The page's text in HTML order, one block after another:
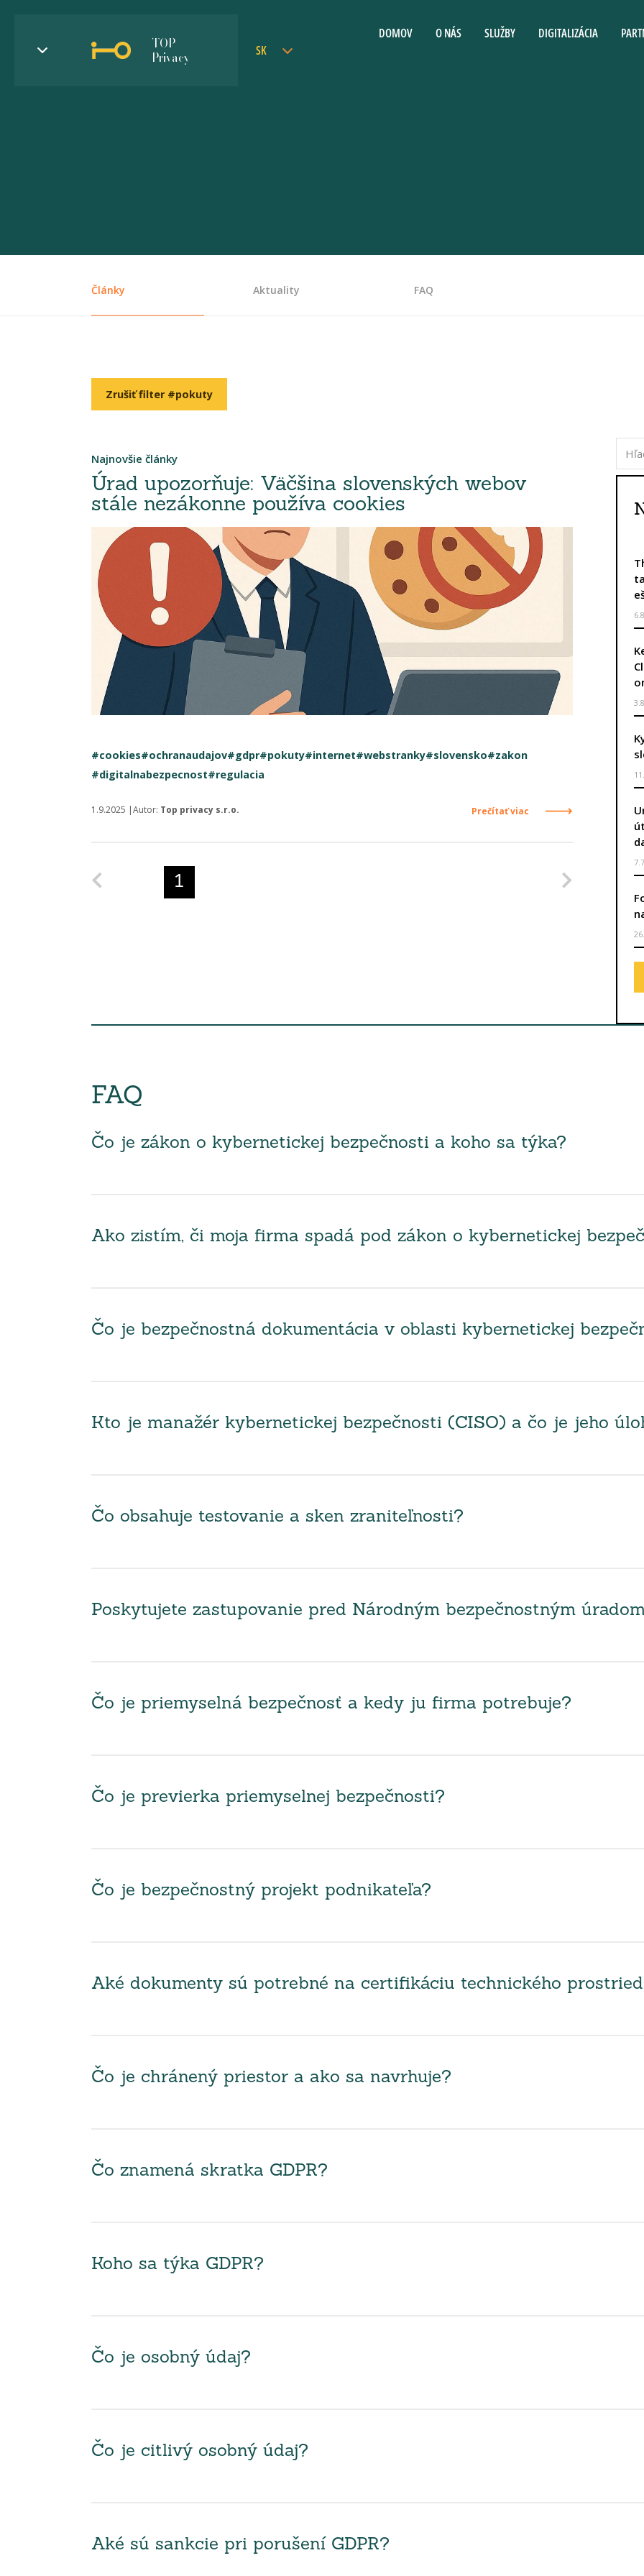
TOP
Privacy
SK
DOMOV O NÁS SLUŽBY DIGITALIZÁCIA
Články Aktuality FAQ
Zrušiť filter #pokuty
Najnovšie články
Úrad upozorňuje: Väčšina slovenských webov
stále nezákonne používa cookies
#cookies#ochranaudajov#gdpr#pokuty#internet#webstranky#slovensko#zakon
#digitalnabezpecnost#regulacia
1.9.2025 |Autor: Top privacy s.r.o. Prečítať viac
Predchádzajúca strana
1
FAQ
Čo je zákon o kybernetickej bezpečnosti a koho sa týka?
Ako zistím, či moja firma spadá pod zákon o kybernetickej
Čo je bezpečnostná dokumentácia v oblasti kybernetickej
Kto je manažér kybernetickej bezpečnosti (CISO) a čo je jeho
Čo obsahuje testovanie a sken zraniteľnosti?
Poskytujete zastupovanie pred Národným bezpečnostným
Čo je priemyselná bezpečnosť a kedy ju firma potrebuje?
Čo je previerka priemyselnej bezpečnosti?
Čo je bezpečnostný projekt podnikateľa?
Aké dokumenty sú potrebné na certifikáciu technického
Čo je chránený priestor a ako sa navrhuje?
Čo znamená skratka GDPR?
Koho sa týka GDPR?
Čo je osobný údaj?
Čo je citlivý osobný údaj?
Aké sú sankcie pri porušení GDPR?